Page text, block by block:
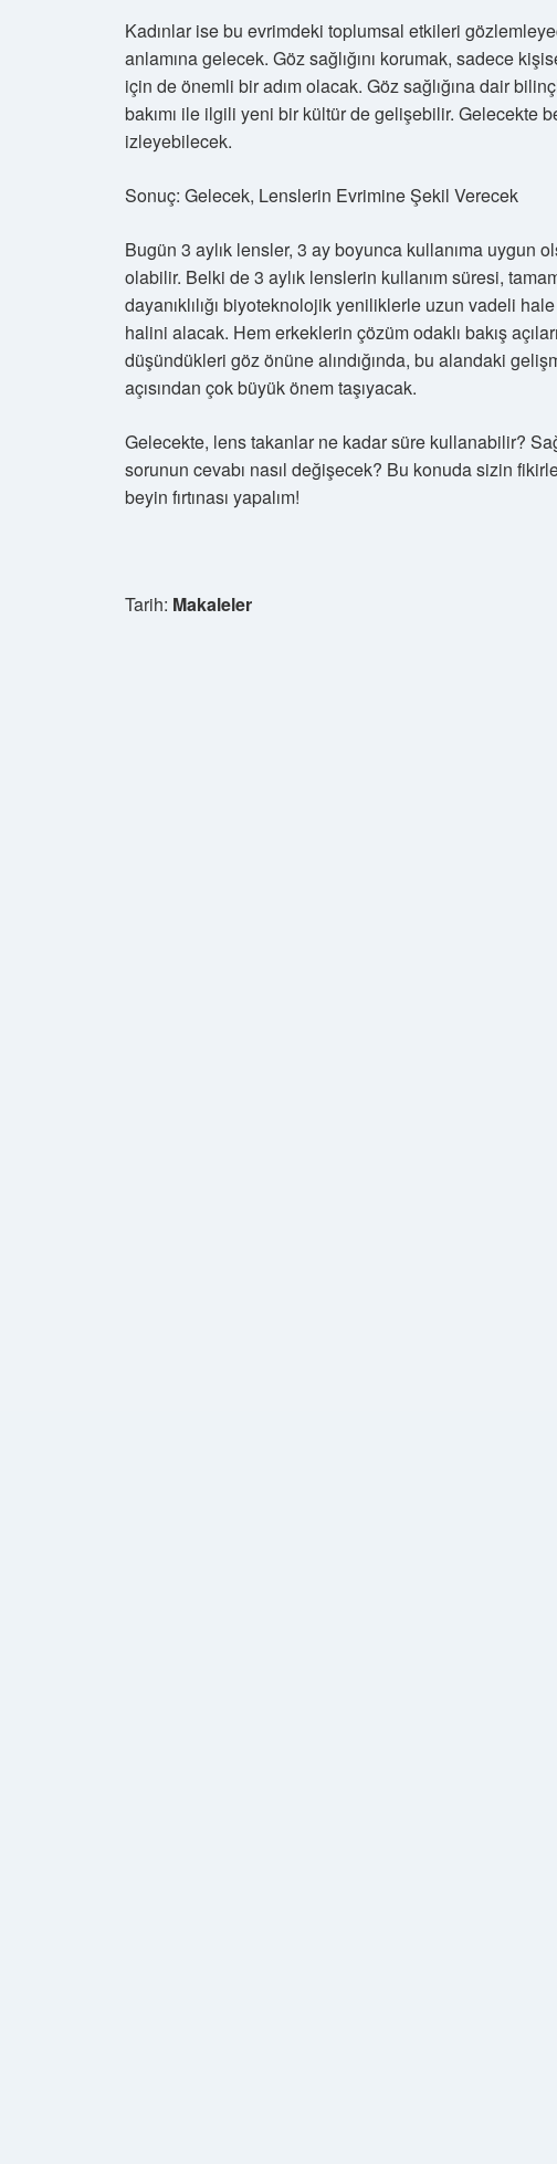
Kadınlar ise bu evrimdeki toplumsal etkileri
anlamına gelecek. Göz sağlığını korumak, sadece
için de önemli bir adım olacak. Göz sağlığına dair
bakımı ile ilgili yeni bir kültür de gelişebilir. Gelecekte
izleyebilecek.
Sonuç: Gelecek, Lenslerin Evrimine Şekil Verecek
Bugün 3 aylık lensler, 3 ay boyunca kullanıma uygun
olabilir. Belki de 3 aylık lenslerin kullanım süresi,
dayanıklılığı biyoteknolojik yeniliklerle uzun vadeli
halini alacak. Hem erkeklerin çözüm odaklı bakış
düşündükleri göz önüne alındığında, bu alandaki
açısından çok büyük önem taşıyacak.
Gelecekte, lens takanlar ne kadar süre kullanabilir?
sorunun cevabı nasıl değişecek? Bu konuda sizin
beyin fırtınası yapalım!
Tarih: Makaleler